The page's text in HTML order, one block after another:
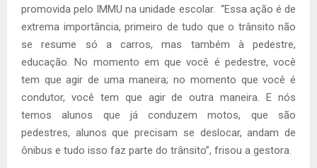
promovida pelo IMMU na unidade escolar. “Essa ação é de
extrema importância, primeiro de tudo que o trânsito não
se resume só a carros, mas também à pedestre,
educação. No momento em que você é pedestre, você
tem que agir de uma maneira; no momento que você é
condutor, você tem que agir de outra maneira. E nós
temos alunos que já conduzem motos, que são
pedestres, alunos que precisam se deslocar, andam de
ônibus e tudo isso faz parte do trânsito”, frisou a gestora.